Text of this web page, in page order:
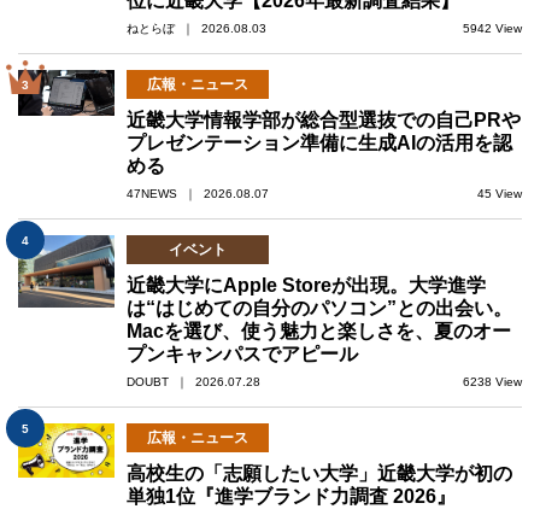
ねとらぼ ｜ 2026.08.03 5942 View
3 広報・ニュース
近畿大学情報学部が総合型選抜での自己PRや
プレゼンテーション準備に生成AIの活用を認
める
47NEWS ｜ 2026.08.07 45 View
4
イベント
近畿大学にApple Storeが出現。大学進学
は“はじめての自分のパソコン”との出会い。
Macを選び、使う魅力と楽しさを、夏のオー
プンキャンパスでアピール
DOUBT ｜ 2026.07.28 6238 View
5
広報・ニュース
高校生の「志願したい大学」近畿大学が初の
単独1位『進学ブランド力調査 2026』